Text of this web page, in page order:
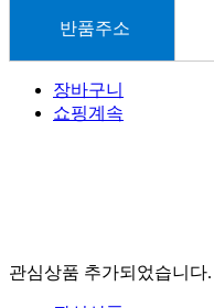
반품주소
장바구니
쇼핑계속
관심상품 추가되었습니다.